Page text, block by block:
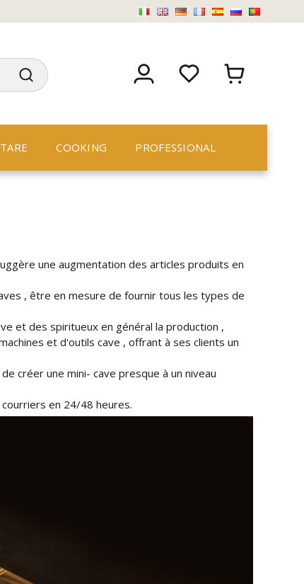
COOKING PROFESSIONAL
une augmentation des articles produits en
, être en mesure de fournir tous les types de
et des spiritueux en général la production ,
et d'outils cave , offrant à ses clients un
créer une mini- cave presque à un niveau
en 24/48 heures.